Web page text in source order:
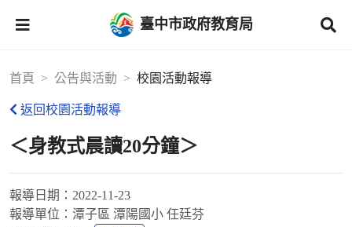
臺中市政府教育局
首頁 公告與活動 校園活動報導
返回校園活動報導
＜身教式晨讀20分鐘＞
報導日期： 2022-11-23
報導單位： 潭子區 潭陽國小 任廷芬